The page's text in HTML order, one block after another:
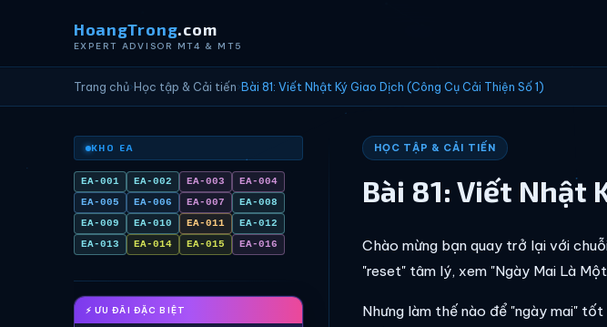
HoangTrong.com
EXPERT ADVISOR MT4 & MT5
Trang chủ› Học tập & Cải tiến› Bài 81: Viết Nhật Ký Giao Dịch (Công Cụ Cải Thiện Số 1)
KHO EA
EA-001 EA-002 EA-003
EA-004
EA-005
EA-006 EA-007
EA-008
EA-009
EA-010 EA-011
EA-012
EA-013
EA-014 EA-015 EA-016
⚡ ƯU ĐÃI ĐẶC BIỆT
HỌC TẬP & CẢI TIẾN
Bài 81: Viết Nhật
Chào mừng bạn quay trở lại với
"reset" tâm lý, xem "Ngày Mai Là
Nhưng làm thế nào để "ngày mai"